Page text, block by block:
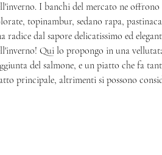
I banchi del mercato ne
topinambur, sedano rapa,
radice dal sapore delicatissimo ed
Qui lo propongo in una
del salmone, e un piatto che fa
principale, altrimenti si possono